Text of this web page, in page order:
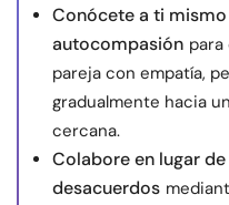
Conócete a ti
autocompasión
pareja con empatía,
gradualmente hacia
cercana.
Colabore en lugar
desacuerdos